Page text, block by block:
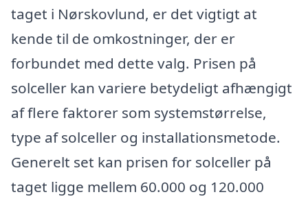
taget i Nørskovlund, er det vigtigt at
kende til de omkostninger, der er
forbundet med dette valg. Prisen på
solceller kan variere betydeligt afhængigt
af flere faktorer som systemstørrelse,
type af solceller og installationsmetode.
Generelt set kan prisen for solceller på
taget ligge mellem 60.000 og 120.000